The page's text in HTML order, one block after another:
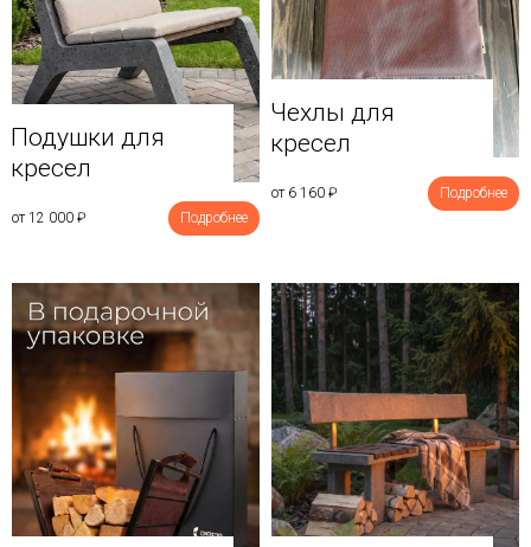
Подушки для
кресел
от 12 000 ₽ Подробнее
Чехлы для
кресел
от 6 160 ₽ Подробнее